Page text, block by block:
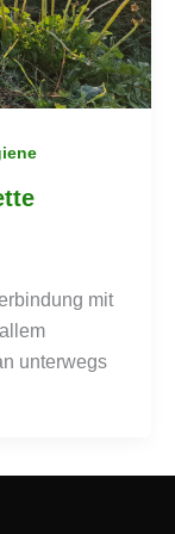
mit
unterwegs